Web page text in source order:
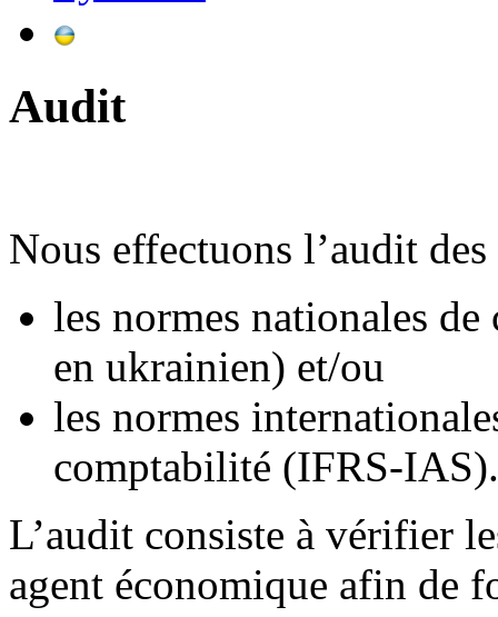
Audit
Nous effectuons l’audit
les normes nationales
en ukrainien) et/ou
les normes
comptabilité (IFRS-IAS).
L’audit consiste à vérifier
agent économique afin de